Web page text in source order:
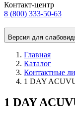
Контакт-центр
8 (800) 333-50-63
Версия для
Главная
Каталог
Контактные
1 DAY
1 DAY